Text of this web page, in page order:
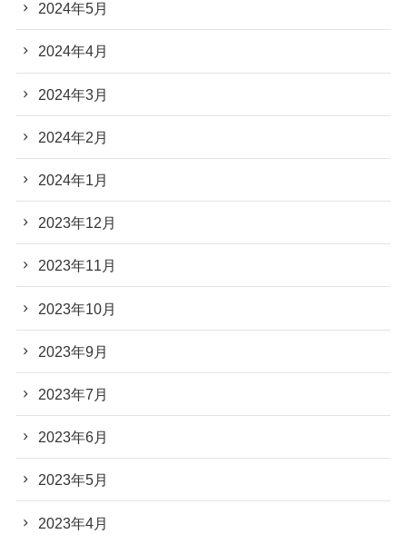
2024年5月
2024年4月
2024年3月
2024年2月
2024年1月
2023年12月
2023年11月
2023年10月
2023年9月
2023年7月
2023年6月
2023年5月
2023年4月